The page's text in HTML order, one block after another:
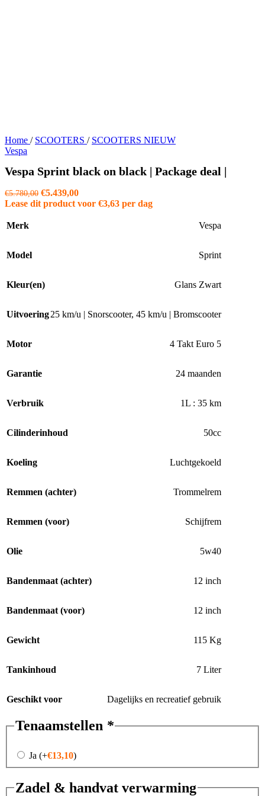
Home / SCOOTERS / SCOOTERS NIEUW
Vespa
Vespa Sprint black on black | Package deal |
€5.780,00 Oorspronkelijke
prijs
€5.439,00Huidige
prijs
Lease dit product voor €3,63 per dag
Merk Vespa
Model Sprint
Kleur(en) Glans Zwart
Uitvoering25 km/u | Snorscooter, 45 km/u | Bromscooter
Motor 4 Takt Euro 5
Garantie 24 maanden
Verbruik 1L : 35 km
Cilinderinhoud 50cc
Koeling Luchtgekoeld
Remmen (achter) Trommelrem
Remmen (voor) Schijfrem
Olie 5w40
Bandenmaat (achter) 12 inch
Bandenmaat (voor) 12 inch
Gewicht 115 Kg
Tankinhoud 7 Liter
Geschikt voor Dagelijks en recreatief gebruik
Tenaamstellen *
Ja (+€13,10)
Zadel & handvat verwarming